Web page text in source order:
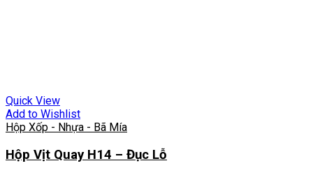
Quick View
Add to Wishlist
Hộp Xốp - Nhựa - Bã Mía
Hộp Vịt Quay H14 – Đục Lỗ